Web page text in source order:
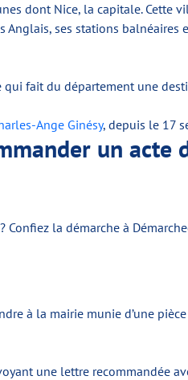
dont Nice, la capitale. Cette
ses stations
fait du département une
Ange Ginésy, depuis le 17
un acte
la démarche à
à la mairie munie d’une
une lettre recommandée